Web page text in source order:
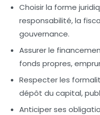
Choisir la forme
responsabilité, la
gouvernance.
Assurer le
fonds propres,
Respecter les
dépôt du capital,
Anticiper ses